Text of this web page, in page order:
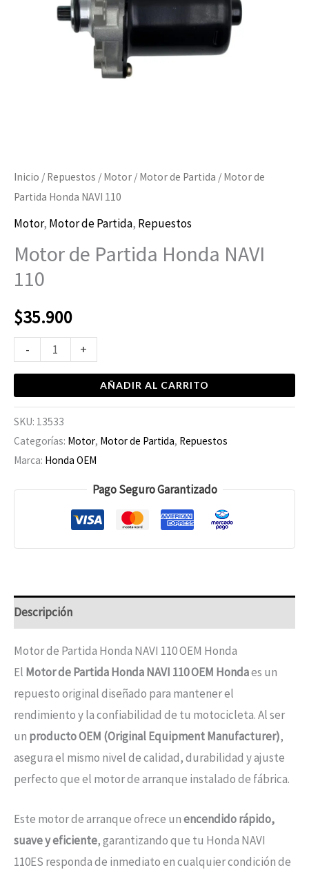
Inicio / Repuestos / Motor / Motor de Partida / Motor de
Partida Honda NAVI 110
Motor, Motor de Partida, Repuestos
Motor de Partida Honda NAVI
110
$35.900
- +
AÑADIR AL CARRITO
SKU: 13533
Categorías: Motor, Motor de Partida, Repuestos
Marca: Honda OEM
Pago Seguro Garantizado
Descripción
Motor de Partida Honda NAVI 110 OEM Honda
El Motor de Partida Honda NAVI 110 OEM Hondaes un
repuesto original diseñado para mantener el
rendimiento y la confiabilidad de tu motocicleta. Al ser
un producto OEM (Original Equipment Manufacturer),
asegura el mismo nivel de calidad, durabilidad y ajuste
perfecto que el motor de arranque instalado de fábrica.
Este motor de arranque ofrece unencendido rápido,
suave y eficiente, garantizando que tu Honda NAVI
110ES responda de inmediato en cualquier condición de